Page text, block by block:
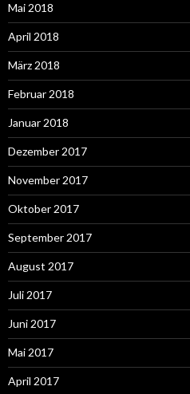
Mai 2018
April 2018
März 2018
Februar 2018
Januar 2018
Dezember 2017
November 2017
Oktober 2017
September 2017
August 2017
Juli 2017
Juni 2017
Mai 2017
April 2017